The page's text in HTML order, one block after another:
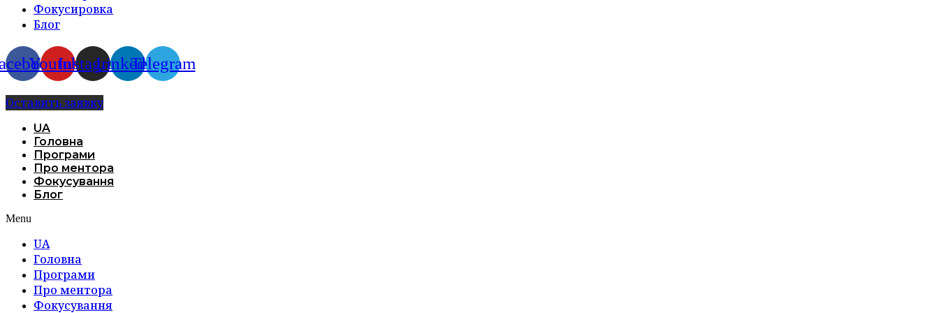
Фокусировка
Блог
YoutubeInstagramLinkedinTelegram
Оставить заявку
UA
Головна
Програми
Про ментора
Фокусування
Блог
Menu
UA
Головна
Програми
Про ментора
Фокусування